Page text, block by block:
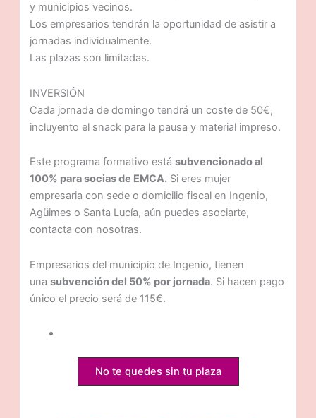
y municipios vecinos.
Los empresarios tendrán la oportunidad de asistir a
jornadas individualmente.
Las plazas son limitadas.
INVERSIÓN
Cada jornada de domingo tendrá un coste de 50€,
incluyento el snack para la pausa y material impreso.
Este programa formativo estásubvencionado al
100% para socias de EMCA. Si eres mujer
empresaria con sede o domicilio fiscal en Ingenio,
Agüimes o Santa Lucía, aún puedes asociarte,
contacta con nosotras.
Empresarios del municipio de Ingenio, tienen
unasubvención del 50% por jornada. Si hacen pago
único el precio será de 115€.
No te quedes sin tu plaza